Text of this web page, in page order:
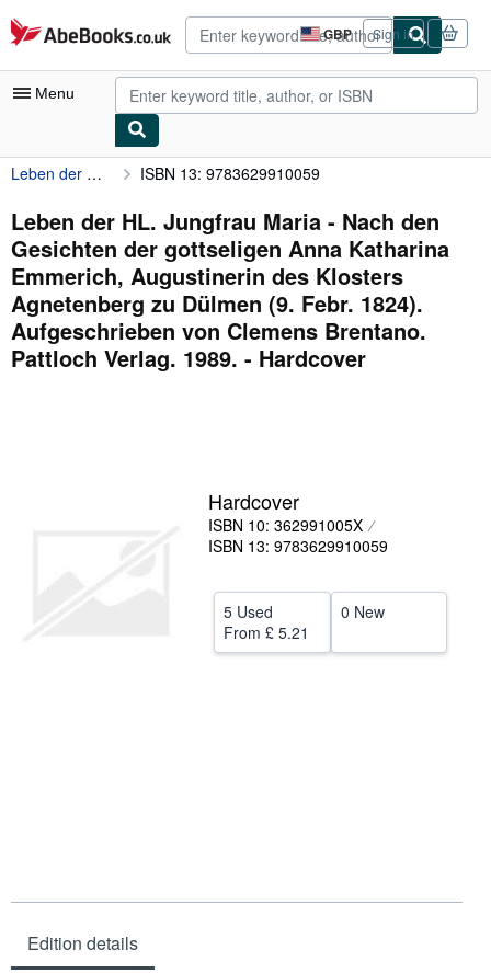
Skip to main content
AbeBooks.co.uk GBP
Site
shopping
preferences
Sign in
Menu
My Account
My Purchases
Advanced Search
Browse Collections
Rare Books
Art & Collectables
CLOSE
Leben der HL. Jungfrau Maria - Nach den Gesichten der gottseligen Anna Katharina Emmerich, Augustinerin des Klosters Agnetenberg zu Dülmen (9. Febr. 1824). Aufgeschrieben von Clemens Brentano. Pattloch Verlag. 1989. ISBN 13: 9783629910059
Leben der HL. Jungfrau Maria - Nach den
Gesichten der gottseligen Anna Katharina
Emmerich, Augustinerin des Klosters
Agnetenberg zu Dülmen (9. Febr. 1824).
Aufgeschrieben von Clemens Brentano.
Pattloch Verlag. 1989. - Hardcover
Hardcover
ISBN 10: 362991005X
ISBN 13: 9783629910059
5 Used
From £ 5.21
0 New
Edition details